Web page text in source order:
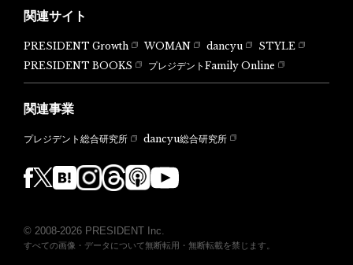
関連サイト
PRESIDENT Growth WOMAN dancyu
STYLE
PRESIDENT BOOKS
プレジデントFamily Online
関連事業
プレジデント総合研究所 dancyu総合研究所
© 2008-2026 PRESIDENT Inc.
すべての画像・データについて無断転用・無断転載を禁じます。